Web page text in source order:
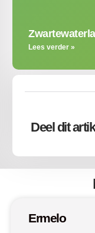
Deel dit
Lees verder »
Ermelo